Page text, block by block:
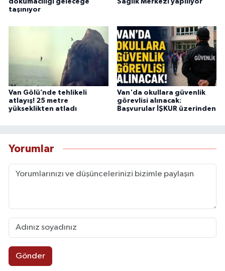
dokumacılığı geleceğe
taşınıyor
Sağlık Merkezi yapılıyor
Van Gölü’nde tehlikeli
atlayış! 25 metre
yükseklikten atladı
Van'da okullara güvenlik
görevlisi alınacak:
Başvurular İŞKUR üzerinden
Yorumlar
Gönder